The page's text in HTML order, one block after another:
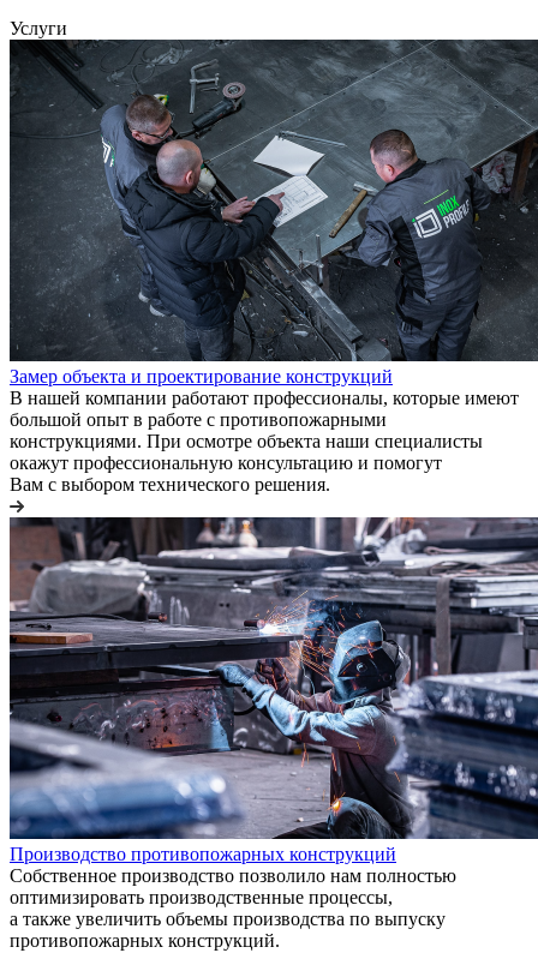
Услуги
Замер объекта и проектирование конструкций
В нашей компании работают профессионалы, которые имеют
большой опыт в работе с противопожарными
конструкциями. При осмотре объекта наши специалисты
окажут профессиональную консультацию и помогут
Вам с выбором технического решения.
Производство противопожарных конструкций
Собственное производство позволило нам полностью
оптимизировать производственные процессы,
а также увеличить объемы производства по выпуску
противопожарных конструкций.